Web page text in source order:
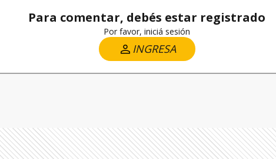
Para comentar, debés estar registrado
Por favor, iniciá sesión
INGRESA